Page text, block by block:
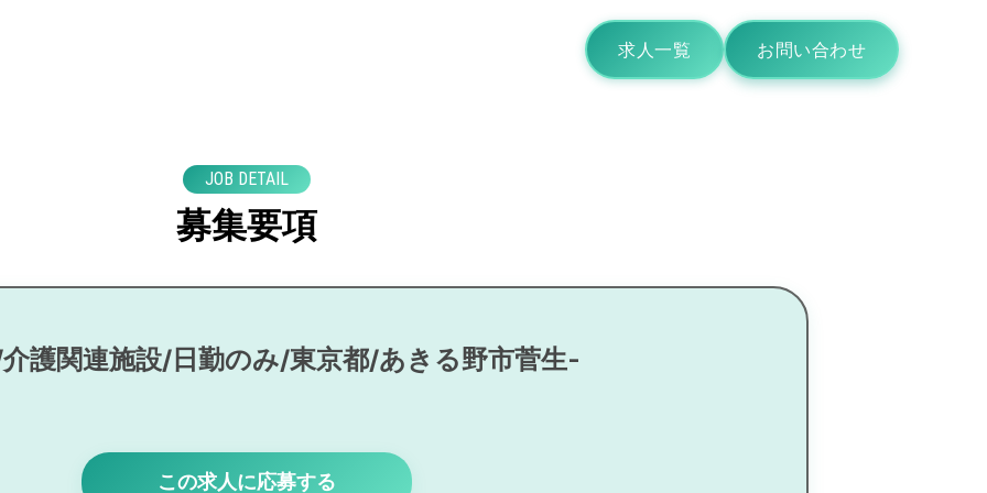
求人一覧 お問い合わせ
JOB DETAIL
募集要項
護関連施設/日勤のみ/東京都/あきる野市菅生-
この求人に応募する